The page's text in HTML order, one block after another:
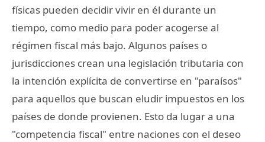
físicas pueden decidir vivir en él durante un
tiempo, como medio para poder acogerse al
régimen fiscal más bajo. Algunos países o
jurisdicciones crean una legislación tributaria con
la intención explícita de convertirse en "paraísos"
para aquellos que buscan eludir impuestos en los
países de donde provienen. Esto da lugar a una
"competencia fiscal" entre naciones con el deseo